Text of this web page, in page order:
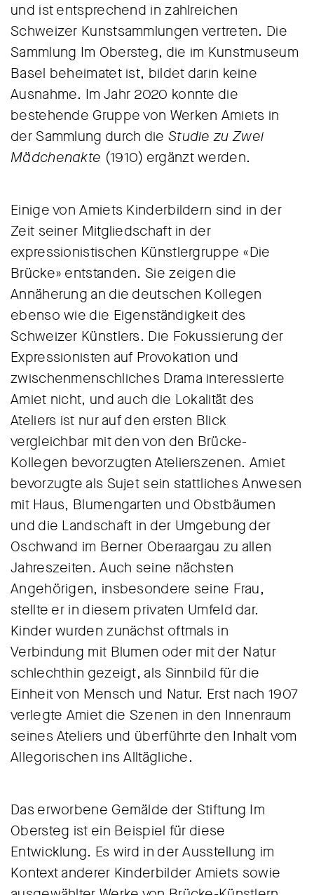
und ist entsprechend in zahlreichen
Schweizer Kunstsammlungen vertreten. Die
Sammlung Im Obersteg, die im Kunstmuseum
Basel beheimatet ist, bildet darin keine
Ausnahme. Im Jahr 2020 konnte die
bestehende Gruppe von Werken Amiets in
der Sammlung durch die Studie zu Zwei
Mädchenakte (1910) ergänzt werden.
Einige von Amiets Kinderbildern sind in der
Zeit seiner Mitgliedschaft in der
expressionistischen Künstlergruppe «Die
Brücke» entstanden. Sie zeigen die
Annäherung an die deutschen Kollegen
ebenso wie die Eigenständigkeit des
Schweizer Künstlers. Die Fokussierung der
Expressionisten auf Provokation und
zwischenmenschliches Drama interessierte
Amiet nicht, und auch die Lokalität des
Ateliers ist nur auf den ersten Blick
vergleichbar mit den von den Brücke-
Kollegen bevorzugten Atelierszenen. Amiet
bevorzugte als Sujet sein stattliches Anwesen
mit Haus, Blumengarten und Obstbäumen
und die Landschaft in der Umgebung der
Oschwand im Berner Oberaargau zu allen
Jahreszeiten. Auch seine nächsten
Angehörigen, insbesondere seine Frau,
stellte er in diesem privaten Umfeld dar.
Kinder wurden zunächst oftmals in
Verbindung mit Blumen oder mit der Natur
schlechthin gezeigt, als Sinnbild für die
Einheit von Mensch und Natur. Erst nach 1907
verlegte Amiet die Szenen in den Innenraum
seines Ateliers und überführte den Inhalt vom
Allegorischen ins Alltägliche.
Das erworbene Gemälde der Stiftung Im
Obersteg ist ein Beispiel für diese
Entwicklung. Es wird in der Ausstellung im
Kontext anderer Kinderbilder Amiets sowie